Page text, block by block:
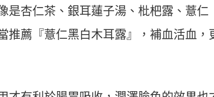
是杏仁茶、銀耳蓮子湯、枇杷露、薏仁
推薦『薏仁黑白木耳露』，補血活血，